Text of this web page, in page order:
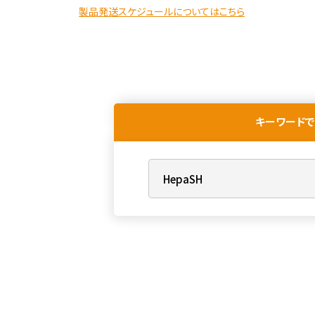
製品発送スケジュールについてはこちら
キーワード